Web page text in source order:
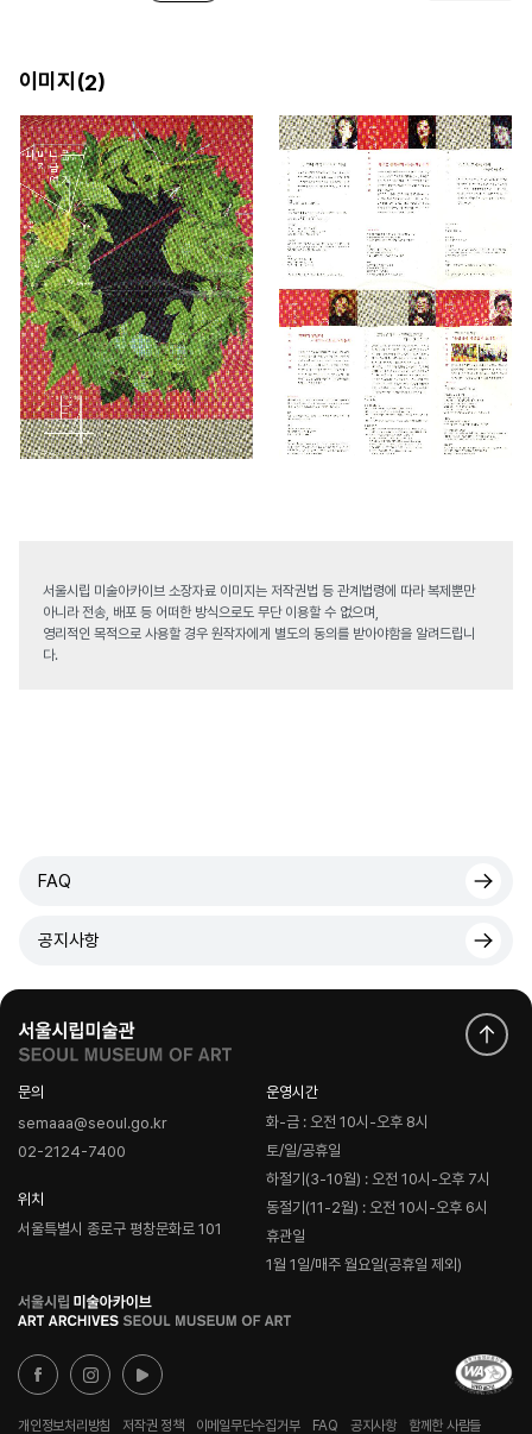
이미지(2)
서울시립 미술아카이브 소장자료 이미지는 저작권법 등 관계법령에 따라 복제뿐만
아니라 전송, 배포 등 어떠한 방식으로도 무단 이용할 수 없으며,
영리적인 목적으로 사용할 경우 원작자에게 별도의 동의를 받아야함을 알려드립니
다.
FAQ
공지사항
문의
semaaa@seoul.go.kr
02-2124-7400
위치
서울특별시 종로구 평창문화로 101
운영시간
화-금 : 오전 10시-오후 8시
토/일/공휴일
하절기(3-10월) : 오전 10시-오후 7시
동절기(11-2월) : 오전 10시-오후 6시
휴관일
1월 1일/매주 월요일(공휴일 제외)
로
고
개인정보처리방침 저작권 정책 이메일무단수집거부 FAQ 공지사항 함께한 사람들